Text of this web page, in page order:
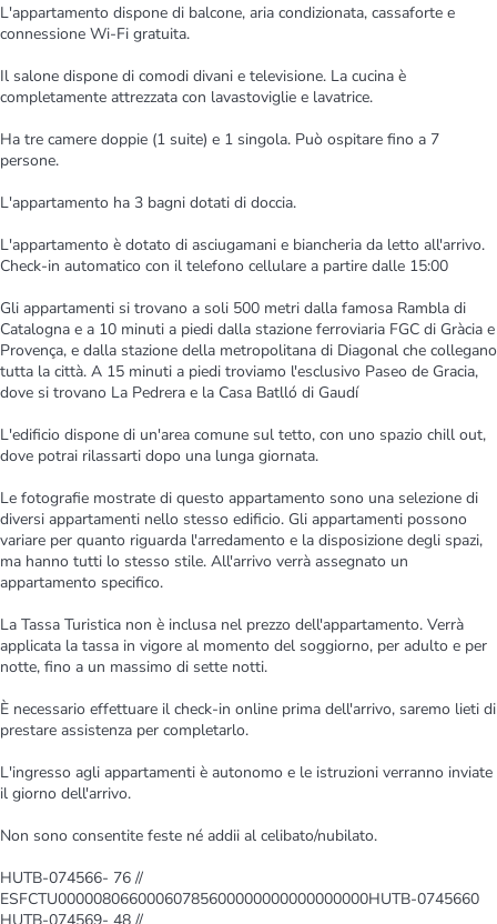
L'appartamento dispone di balcone, aria condizionata, cassaforte e
connessione Wi-Fi gratuita.
Il salone dispone di comodi divani e televisione. La cucina è
completamente attrezzata con lavastoviglie e lavatrice.
Ha tre camere doppie (1 suite) e 1 singola. Può ospitare fino a 7
persone.
L'appartamento ha 3 bagni dotati di doccia.
L'appartamento è dotato di asciugamani e biancheria da letto all'arrivo.
Check-in automatico con il telefono cellulare a partire dalle 15:00
Gli appartamenti si trovano a soli 500 metri dalla famosa Rambla di
Catalogna e a 10 minuti a piedi dalla stazione ferroviaria FGC di Gràcia e
Provença, e dalla stazione della metropolitana di Diagonal che collegano
tutta la città. A 15 minuti a piedi troviamo l'esclusivo Paseo de Gracia,
dove si trovano La Pedrera e la Casa Batlló di Gaudí
L'edificio dispone di un'area comune sul tetto, con uno spazio chill out,
dove potrai rilassarti dopo una lunga giornata.
Le fotografie mostrate di questo appartamento sono una selezione di
diversi appartamenti nello stesso edificio. Gli appartamenti possono
variare per quanto riguarda l'arredamento e la disposizione degli spazi,
ma hanno tutti lo stesso stile. All'arrivo verrà assegnato un
appartamento specifico.
La Tassa Turistica non è inclusa nel prezzo dell'appartamento. Verrà
applicata la tassa in vigore al momento del soggiorno, per adulto e per
notte, fino a un massimo di sette notti.
È necessario effettuare il check-in online prima dell'arrivo, saremo lieti di
prestare assistenza per completarlo.
L'ingresso agli appartamenti è autonomo e le istruzioni verranno inviate
il giorno dell'arrivo.
Non sono consentite feste né addii al celibato/nubilato.
HUTB-074566- 76 //
ESFCTU00000806600060785600000000000000000HUTB-0745660